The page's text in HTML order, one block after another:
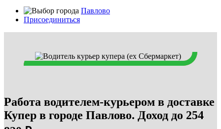
Павлово
Присоединиться
Работа водителем-курьером в доставке
Купер в городе Павлово. Доход до 254